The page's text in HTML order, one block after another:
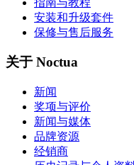
安装和升级套件
保修与售后服务
关于 Noctua
新闻
奖项与评价
新闻与媒体
品牌资源
经销商